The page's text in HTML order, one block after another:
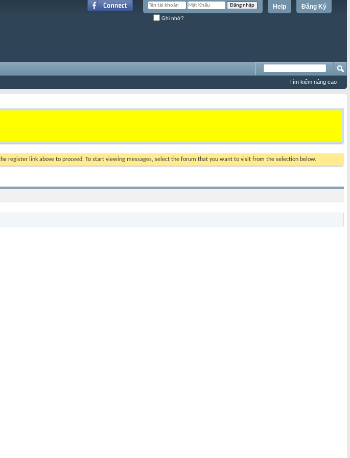
Đăng Ký
Help
Ghi nhớ?
Tìm kiếm nâng cao
register link above to proceed. To start viewing messages, select the forum that you want to visit from the selection below.